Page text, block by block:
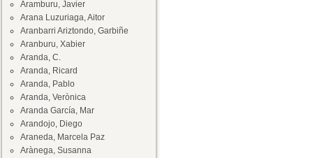
Aramburu, Javier
Arana Luzuriaga, Aitor
Aranbarri Ariztondo, Garbiñe
Aranburu, Xabier
Aranda, C.
Aranda, Ricard
Aranda, Pablo
Aranda, Verònica
Aranda García, Mar
Arandojo, Diego
Araneda, Marcela Paz
Arànega, Susanna